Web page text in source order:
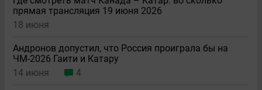
прямая трансляция 19 июня 2026
18 июня
Андронов допустил, что Россия проиграла бы на
ЧМ-2026 Гаити и Катару
14 июня
4